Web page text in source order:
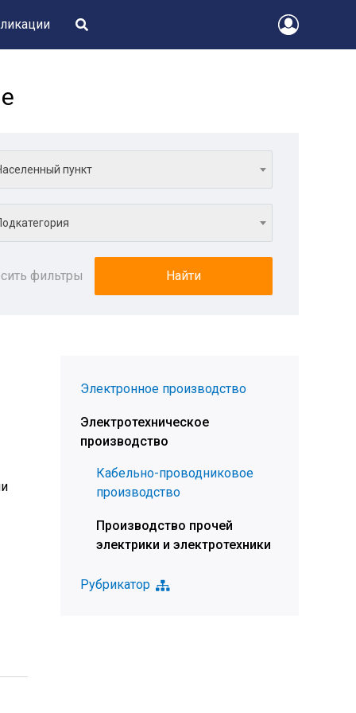
пункт
фильтры
Электронное производство
Электротехническое
производство
Кабельно-проводниковое
производство
Производство прочей
электрики и электротехники
Рубрикатор